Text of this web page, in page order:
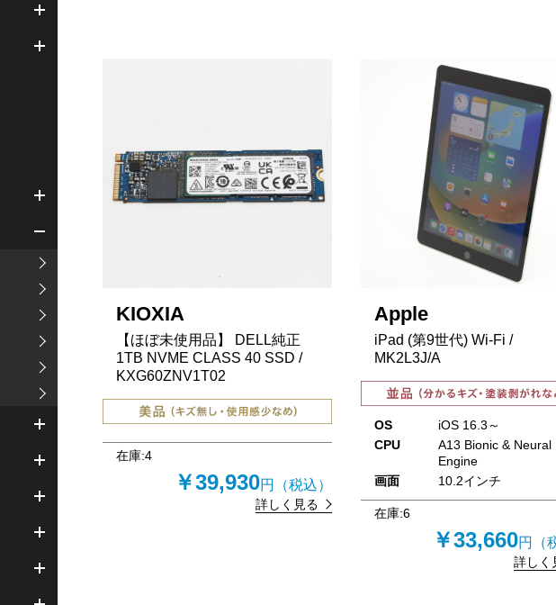
KIOXIA
【ほぼ未使用品】 DELL純正
1TB NVME CLASS 40 SSD /
KXG60ZNV1T02
在庫:4
￥39,930円（税込）
詳しく見る
Apple
iPad (第9世代) Wi-Fi /
MK2L3J/A
OS
iOS 16.3～
CPU
A13 Bionic & Neural
Engine
画面
10.2インチ
在庫:6
￥33,660円（
詳しく